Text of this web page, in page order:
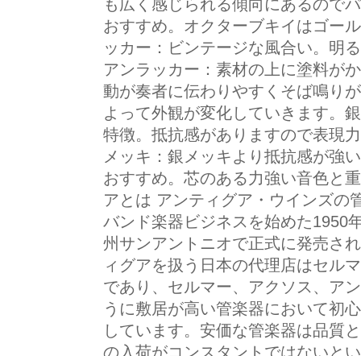
も広く感じられる傾向にあるので
おすすめ。オクターブキイはゴー
ッカー：ビンテージな風合い。明
アンラッカー：素材の上に塗料が
動が奏者に伝わりやすくそば鳴り
よって外観が変化していきます。
特徴。抵抗感がありますので表現
メッキ：銀メッキより抵抗感が強
おすすめ。芯のある力強い音色と
アとは アンティグア・ウインズの
バンド楽器ビジネスを始めた1950
州サンアントニオで正式に発売さ
ィグアを扱う日本の代理店はセル
であり、セルマー、アクソス、ア
うに敷居が高い管楽器において初
しています。安価な管楽器は品質
の入荷がコンスタントではないと